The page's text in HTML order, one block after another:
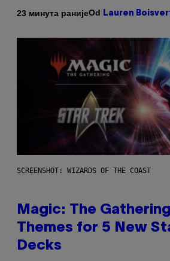
23 минута ранијеOd Lauren
SCREENSHOT: WIZARDS OF THE COAST
Magic: The
Themes for 5 New
Decks